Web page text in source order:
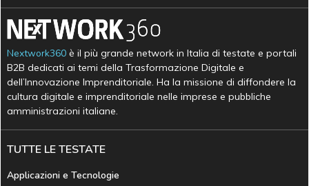
Nextwork360 è il più grande network in Italia di testate e portali
B2B dedicati ai temi della Trasformazione Digitale e
dell’Innovazione Imprenditoriale. Ha la missione di diffondere la
cultura digitale e imprenditoriale nelle imprese e pubbliche
amministrazioni italiane.
TUTTE LE TESTATE
Applicazioni e Tecnologie